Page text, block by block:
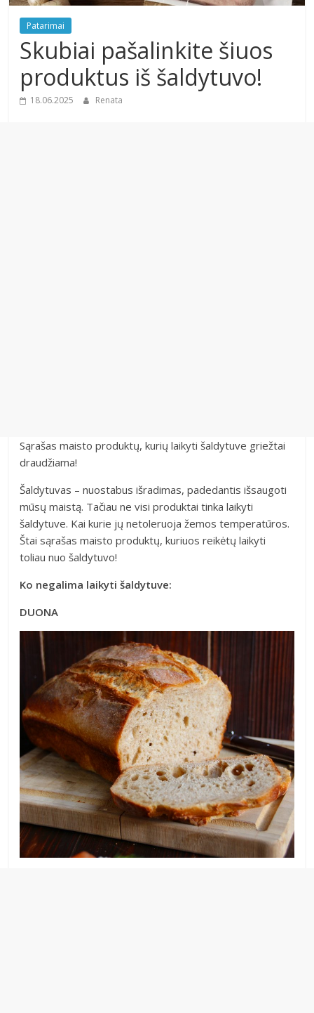
Patarimai
Skubiai pašalinkite šiuos
produktus iš šaldytuvo!
18.06.2025 Renata
Sąrašas maisto produktų, kurių laikyti šaldytuve griežtai
draudžiama!
Šaldytuvas – nuostabus išradimas, padedantis išsaugoti
mūsų maistą. Tačiau ne visi produktai tinka laikyti
šaldytuve. Kai kurie jų netoleruoja žemos temperatūros.
Štai sąrašas maisto produktų, kuriuos reikėtų laikyti
toliau nuo šaldytuvo!
Ko negalima laikyti šaldytuve:
DUONA